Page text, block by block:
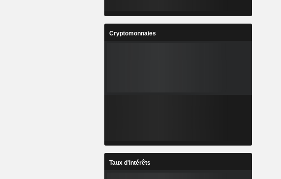
Cryptomonnaies
Taux d'Intérêts